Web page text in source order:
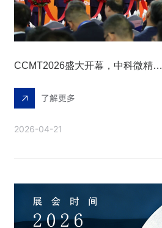
2026-04-21
CCMT2026盛大开幕，中科微精携超快激光精密制造成果重磅亮相上海
了解更多